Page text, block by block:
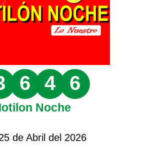
6 4 6
Noche
de Abril del 2026